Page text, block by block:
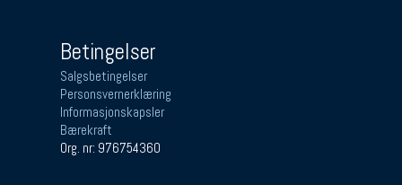
Betingelser
Salgsbetingelser
Personsvernerklæring
Informasjonskapsler
Bærekraft
Org. nr: 976754360